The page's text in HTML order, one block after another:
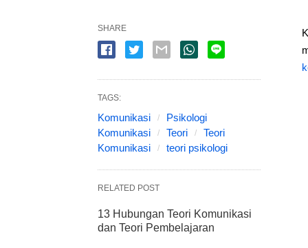
SHARE
TAGS:
Komunikasi
Psikologi
Komunikasi
Teori
Teori
Komunikasi
teori psikologi
RELATED POST
13 Hubungan Teori Komunikasi
dan Teori Pembelajaran